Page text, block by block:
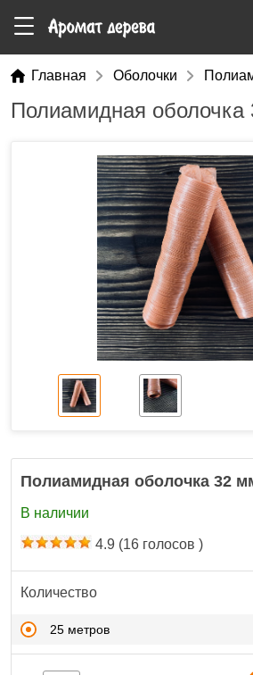
Главная Оболочки
Полиамидная
Полиамидная оболочка 32
В наличии
4.9 (16 голосов )
Количество
25 метров